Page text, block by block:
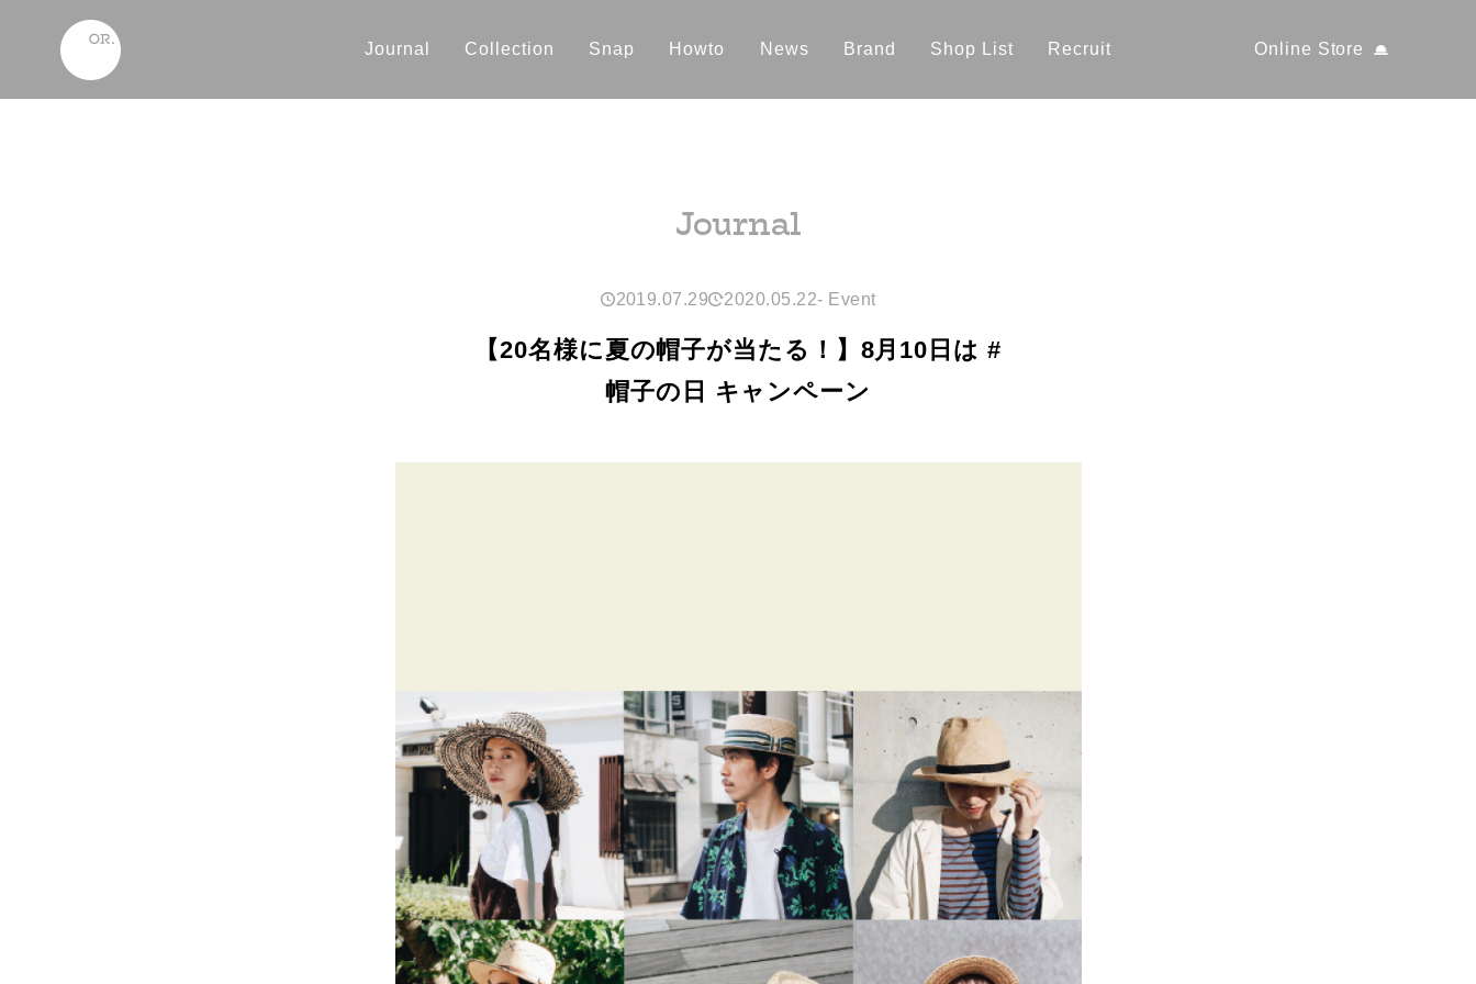
Online Store
Journal Collection Snap Howto News Brand Shop List Recruit
Journal
2019.07.29 2020.05.22- Event
【20名様に夏の帽子が当たる！】8月10日は #
帽子の日 キャンペーン